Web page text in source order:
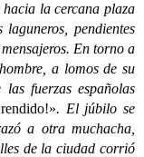
la cercana plaza
pendientes
En torno a
a lomos de su
fuerzas españolas
. El júbilo se
a otra muchacha,
de la ciudad corrió